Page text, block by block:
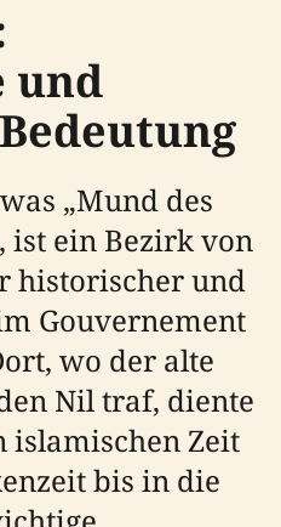
und
„Mund des
ist ein Bezirk von
historischer und
Gouvernement
wo der alte
Nil traf, diente
islamischen Zeit
bis in die